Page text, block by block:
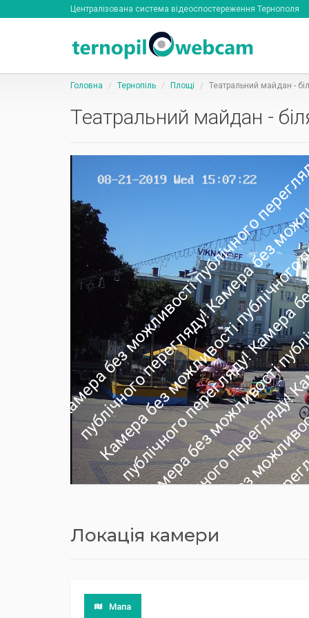
Централізована система відеоспостереження Тернополя
Головна Тернопіль Площі Театральний майдан -
Театральний майдан -
Локація камери
Мапа